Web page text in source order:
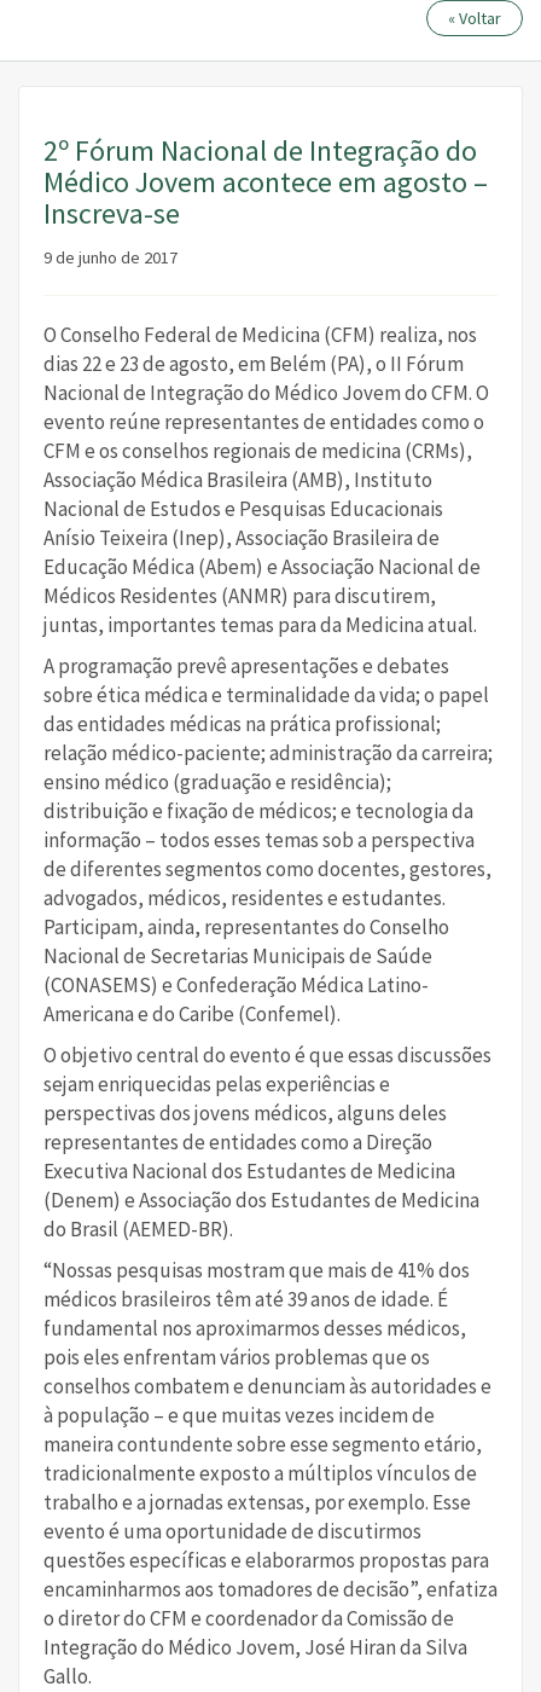
« Voltar
2º Fórum Nacional de Integração do
Médico Jovem acontece em agosto –
Inscreva-se
9 de junho de 2017
O Conselho Federal de Medicina (CFM) realiza, nos
dias 22 e 23 de agosto, em Belém (PA), o II Fórum
Nacional de Integração do Médico Jovem do CFM. O
evento reúne representantes de entidades como o
CFM e os conselhos regionais de medicina (CRMs),
Associação Médica Brasileira (AMB), Instituto
Nacional de Estudos e Pesquisas Educacionais
Anísio Teixeira (Inep), Associação Brasileira de
Educação Médica (Abem) e Associação Nacional de
Médicos Residentes (ANMR) para discutirem,
juntas, importantes temas para da Medicina atual.
A programação prevê apresentações e debates
sobre ética médica e terminalidade da vida; o papel
das entidades médicas na prática profissional;
relação médico-paciente; administração da carreira;
ensino médico (graduação e residência);
distribuição e fixação de médicos; e tecnologia da
informação – todos esses temas sob a perspectiva
de diferentes segmentos como docentes, gestores,
advogados, médicos, residentes e estudantes.
Participam, ainda, representantes do Conselho
Nacional de Secretarias Municipais de Saúde
(CONASEMS) e Confederação Médica Latino-
Americana e do Caribe (Confemel).
O objetivo central do evento é que essas discussões
sejam enriquecidas pelas experiências e
perspectivas dos jovens médicos, alguns deles
representantes de entidades como a Direção
Executiva Nacional dos Estudantes de Medicina
(Denem) e Associação dos Estudantes de Medicina
do Brasil (AEMED-BR).
“Nossas pesquisas mostram que mais de 41% dos
médicos brasileiros têm até 39 anos de idade. É
fundamental nos aproximarmos desses médicos,
pois eles enfrentam vários problemas que os
conselhos combatem e denunciam às autoridades e
à população – e que muitas vezes incidem de
maneira contundente sobre esse segmento etário,
tradicionalmente exposto a múltiplos vínculos de
trabalho e a jornadas extensas, por exemplo. Esse
evento é uma oportunidade de discutirmos
questões específicas e elaborarmos propostas para
encaminharmos aos tomadores de decisão”, enfatiza
o diretor do CFM e coordenador da Comissão de
Integração do Médico Jovem, José Hiran da Silva
Gallo.